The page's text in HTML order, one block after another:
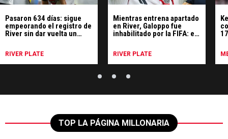
Pasaron 634 días: sigue
empeorando el registro de
River sin dar vuelta un
RIVER PLATE
Mientras entrena apartado
en River, Galoppo fue
inhabilitado por la FIFA: el
RIVER PLATE
TOP LA PÁGINA MILLONARIA